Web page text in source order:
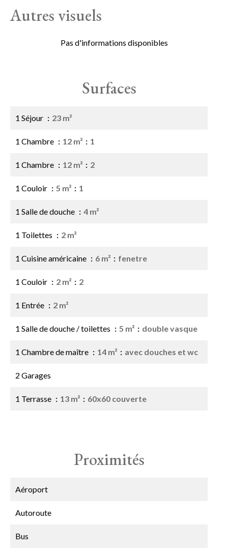
Autres visuels
Pas d'informations disponibles
Surfaces
1 Séjour 23 m²
1 Chambre 12 m² 1
1 Chambre 12 m² 2
1 Couloir 5 m² 1
1 Salle de douche 4 m²
1 Toilettes 2 m²
1 Cuisine américaine 6 m² fenetre
1 Couloir 2 m² 2
1 Entrée 2 m²
1 Salle de douche / toilettes 5 m² double vasque
1 Chambre de maître 14 m² avec douches et wc
2 Garages
1 Terrasse 13 m² 60x60 couverte
Proximités
Aéroport
Autoroute
Bus